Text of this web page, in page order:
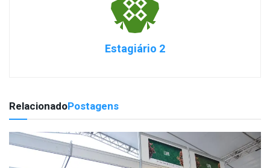
Estagiário 2
RelacionadoPostagens